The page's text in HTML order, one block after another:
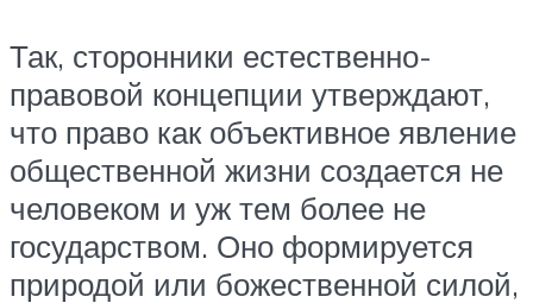
Так, сторонники естественно-
правовой концепции утверждают,
что право как объективное явление
общественной жизни создается не
человеком и уж тем более не
государством. Оно формируется
природой или божественной силой,